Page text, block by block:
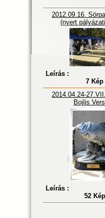
2012.09.16.
(nyert
Leírás :
7 Kép
2014.04.24-
Bojlis
Leírás :
52 Kép